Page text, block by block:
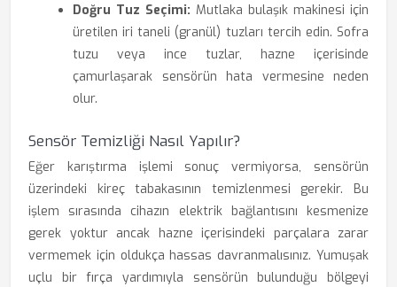
Doğru Tuz Seçimi: Mutlaka bulaşık makinesi için
üretilen iri taneli (granül) tuzları tercih edin. Sofra
tuzu veya ince tuzlar, hazne içerisinde
çamurlaşarak sensörün hata vermesine neden
olur.
Sensör Temizliği Nasıl Yapılır?
Eğer karıştırma işlemi sonuç vermiyorsa, sensörün
üzerindeki kireç tabakasının temizlenmesi gerekir. Bu
işlem sırasında cihazın elektrik bağlantısını kesmenize
gerek yoktur ancak hazne içerisindeki parçalara zarar
vermemek için oldukça hassas davranmalısınız. Yumuşak
uçlu bir fırça yardımıyla sensörün bulunduğu bölgeyi